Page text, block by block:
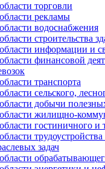
торговли
рекламы
водоснабжения
строительства
информации и
финансовой
транспорта
сельского,
добычи
жилищно-
гостиничного
задач